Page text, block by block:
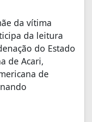
da vítima
da leitura
do Estado
de Acari,
de